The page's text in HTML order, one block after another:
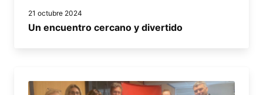
21 octubre 2024
Un encuentro cercano y divertido